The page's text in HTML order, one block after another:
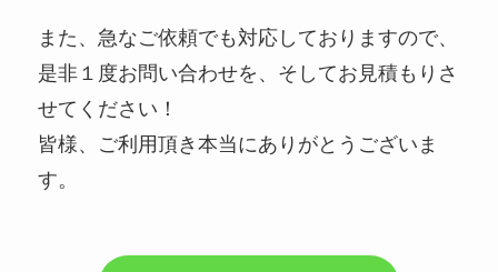
また、急なご依頼でも対応しておりますので、
是非１度お問い合わせを、そしてお見積もりさ
せてください！
皆様、ご利用頂き本当にありがとうございま
す。